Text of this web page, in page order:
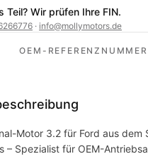
Teil? Wir prüfen Ihre FIN.
· info@mollymotors.de
OEM-
Motor 3.2 für Ford aus dem
– Spezialist für OEM-